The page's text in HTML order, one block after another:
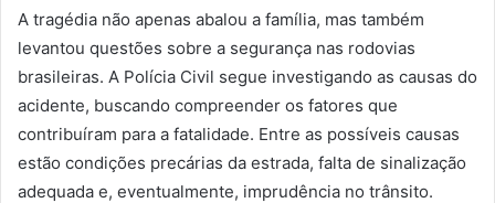
A tragédia não apenas abalou a família, mas também
levantou questões sobre a segurança nas rodovias
brasileiras. A Polícia Civil segue investigando as causas do
acidente, buscando compreender os fatores que
contribuíram para a fatalidade. Entre as possíveis causas
estão condições precárias da estrada, falta de sinalização
adequada e, eventualmente, imprudência no trânsito.